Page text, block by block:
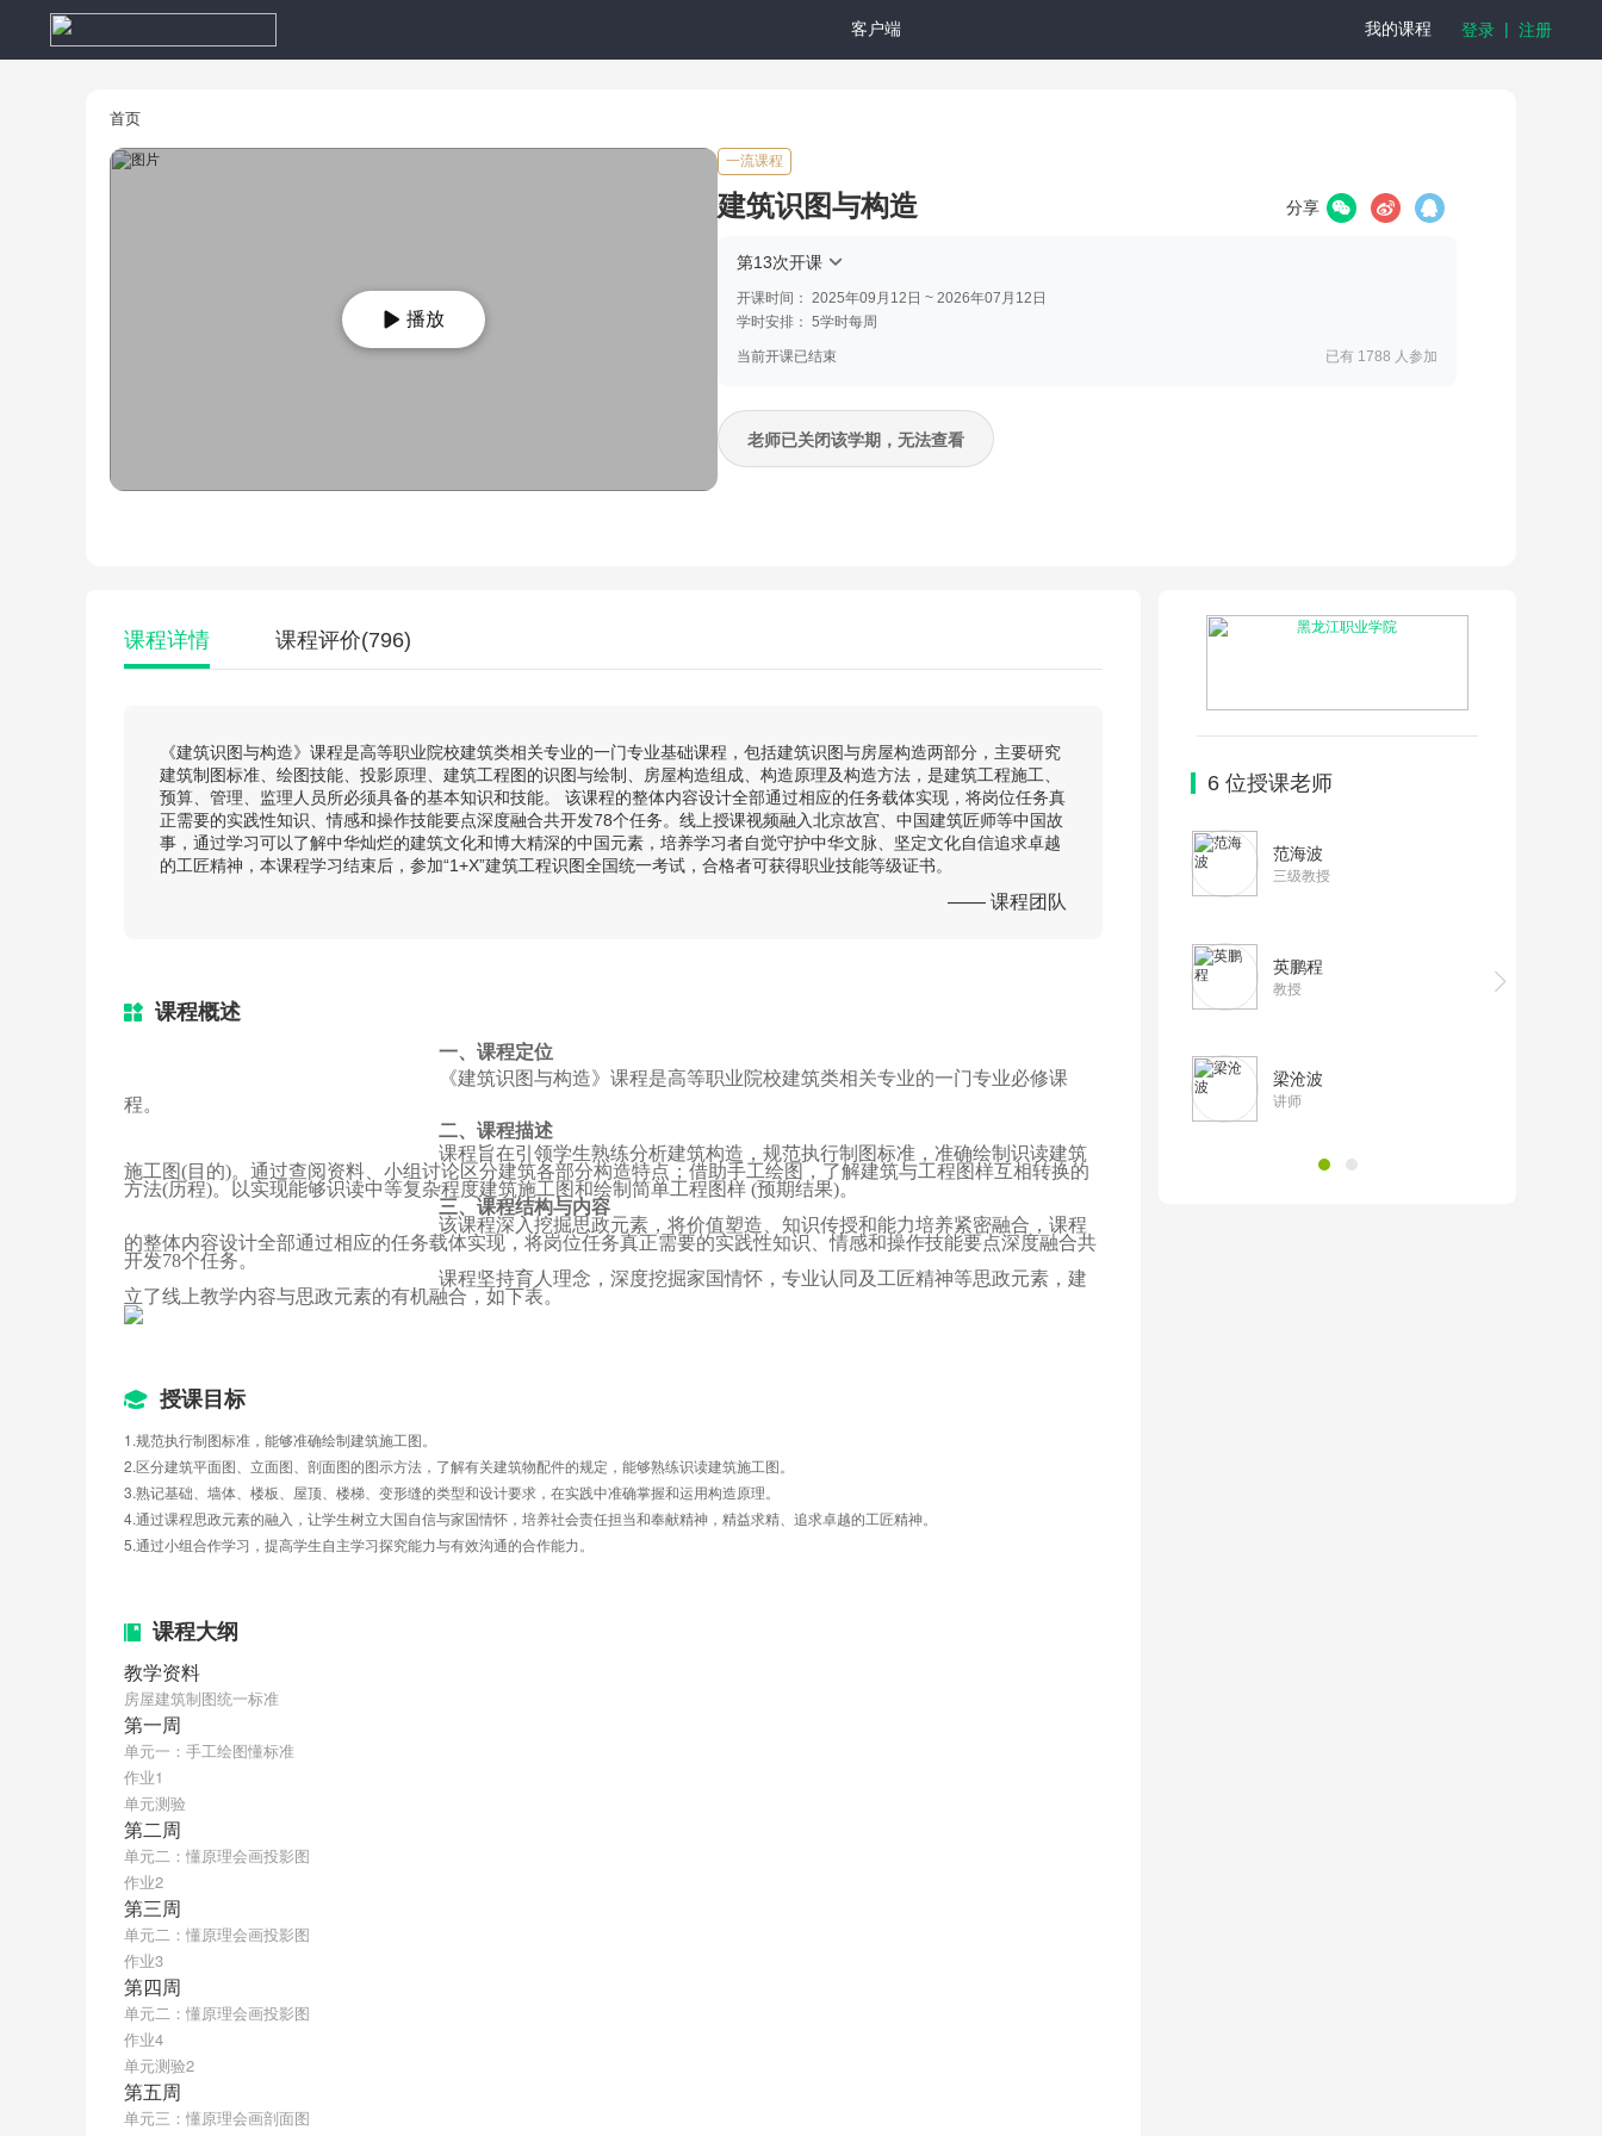
客户端 我的课程 登录 | 注册
首页
播放
一流课程
建筑识图与构造 分享
第13次开课
开课时间： 2025年09月12日 ~ 2026年07月12日
学时安排： 5学时每周
当前开课已结束 已有 1788 人参加
老师已关闭该学期，无法查看
课程详情 课程评价(796)
《建筑识图与构造》课程是高等职业院校建筑类相关专业的一门专业基础课程，包括建筑识图与房屋构造两部分，主要研究
建筑制图标准、绘图技能、投影原理、建筑工程图的识图与绘制、房屋构造组成、构造原理及构造方法，是建筑工程施工、
预算、管理、监理人员所必须具备的基本知识和技能。 该课程的整体内容设计全部通过相应的任务载体实现，将岗位任务真
正需要的实践性知识、情感和操作技能要点深度融合共开发78个任务。线上授课视频融入北京故宫、中国建筑匠师等中国故
事，通过学习可以了解中华灿烂的建筑文化和博大精深的中国元素，培养学习者自觉守护中华文脉、坚定文化自信追求卓越
的工匠精神，本课程学习结束后，参加“1+X”建筑工程识图全国统一考试，合格者可获得职业技能等级证书。
—— 课程团队
课程概述
一、课程定位
《建筑识图与构造》课程是高等职业院校建筑类相关专业的一门专业必修课
程。
二、课程描述
课程旨在引领学生熟练分析建筑构造，规范执行制图标准，准确绘制识读建筑
施工图(目的)。通过查阅资料、小组讨论区分建筑各部分构造特点；借助手工绘图，了解建筑与工程图样互相转换的
方法(历程)。以实现能够识读中等复杂程度建筑施工图和绘制简单工程图样 (预期结果)。
三、课程结构与内容
该课程深入挖掘思政元素，将价值塑造、知识传授和能力培养紧密融合，课程
的整体内容设计全部通过相应的任务载体实现，将岗位任务真正需要的实践性知识、情感和操作技能要点深度融合共
开发78个任务。
课程坚持育人理念，深度挖掘家国情怀，专业认同及工匠精神等思政元素，建
立了线上教学内容与思政元素的有机融合，如下表。
授课目标
1.规范执行制图标准，能够准确绘制建筑施工图。
2.区分建筑平面图、立面图、剖面图的图示方法，了解有关建筑物配件的规定，能够熟练识读建筑施工图。
3.熟记基础、墙体、楼板、屋顶、楼梯、变形缝的类型和设计要求，在实践中准确掌握和运用构造原理。
4.通过课程思政元素的融入，让学生树立大国自信与家国情怀，培养社会责任担当和奉献精神，精益求精、追求卓越的工匠精神。
5.通过小组合作学习，提高学生自主学习探究能力与有效沟通的合作能力。
课程大纲
教学资料
房屋建筑制图统一标准
第一周
单元一：手工绘图懂标准
作业1
单元测验
第二周
单元二：懂原理会画投影图
作业2
第三周
单元二：懂原理会画投影图
作业3
第四周
单元二：懂原理会画投影图
作业4
单元测验2
第五周
单元三：懂原理会画剖面图
6 位授课老师
范海波
三级教授
英鹏程
教授
梁沧波
讲师